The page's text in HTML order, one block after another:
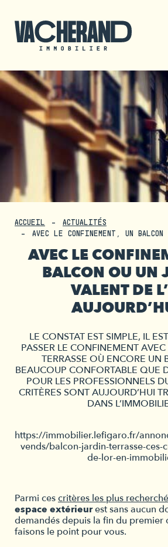
ACCUEIL
ACTUALITÉS
AVEC LE CONFINEMENT, UN
AVEC LE
BALCON OU UN
VALENT DE
LE CONSTAT EST SIMPLE, IL
PASSER LE CONFINEMENT
TERRASSE OÙ ENCORE UN
BEAUCOUP CONFORTABLE QUE
POUR LES PROFESSIONNELS
CRITÈRES SONT AUJOURD’HUI
DANS
https://immobilier.lefigaro.fr/
vends/balcon-jardin-terrasse-ces-
de-lor-en-
Parmi cescritères les plus
espace extérieurest sans aucun
demandés depuis la fin du premier
faisons le point pour vous.